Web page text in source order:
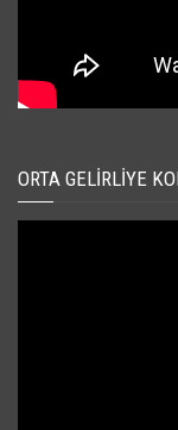
ORTA GELIRLIYE